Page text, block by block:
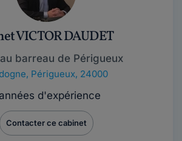
VICTOR DAUDET
barreau de Périgueux
, Périgueux, 24000
d'expérience
Contacter ce cabinet